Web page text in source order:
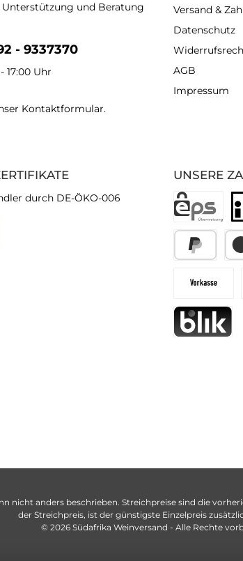
Unterstützung und Beratung
- 9337370
17:00 Uhr
Kontaktformular.
UNSERE
durch DE-ÖKO-006
Versand &
Datenschutz
AGB
Impressum
nicht anders beschrieben. Streichpreise sind die
der Streichpreis, ist der günstigste Einzelpreis
© 2026 Südafrika Weinversand - Alle Rechte